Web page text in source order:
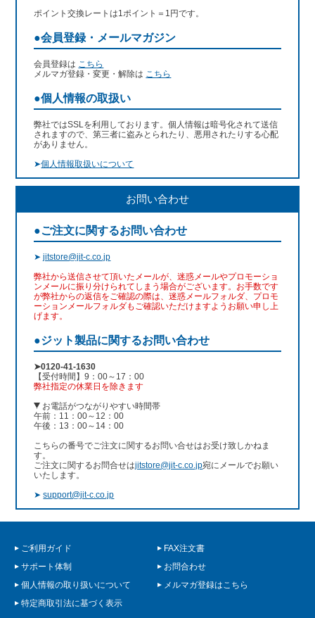
ポイント交換レートは1ポイント＝1円です。
●会員登録・メールマガジン
会員登録は こちら
メルマガ登録・変更・解除は こちら
●個人情報の取扱い
弊社ではSSLを利用しております。個人情報は暗号化されて送信
されますので、第三者に盗みとられたり、悪用されたりする心配
がありません。
➤個人情報取扱いについて
お問い合わせ
●ご注文に関するお問い合わせ
➤jitstore@jit-c.co.jp
弊社から送信させて頂いたメールが、迷惑メールやプロモーショ
ンメールに振り分けられてしまう場合がございます。お手数です
が弊社からの返信をご確認の際は、迷惑メールフォルダ、プロモ
ーションメールフォルダもご確認いただけますようお願い申し上
げます。
●ジット製品に関するお問い合わせ
➤0120-41-1630
【受付時間】9：00～17：00
弊社指定の休業日を除きます
お電話がつながりやすい時間帯
午前：11：00～12：00
午後：13：00～14：00
こちらの番号でご注文に関するお問い合せはお受け致しかねま
す。
ご注文に関するお問合せはjitstore@jit-c.co.jp宛にメールでお願い
いたします。
➤support@jit-c.co.jp
ご利用ガイド
FAX注文書
サポート体制
お問合わせ
個人情報の取り扱いについて
メルマガ登録はこちら
特定商取引法に基づく表示